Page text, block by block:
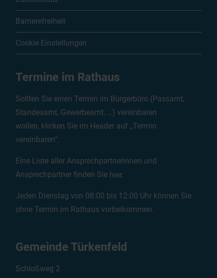
Barrierefreiheit
Cookie Einstellungen
Termine im Rathaus
Sollten Sie einen Termin im Bürgerbüro (Passamt,
Standesamt, Gewerbeamt, …) vereinbaren
wollen, klicken Sie im Header auf „Termin
vereinbaren“.
Eine Liste aller Ansprechpartnerinnen und
Ansprechpartner finden Sie hier.
Jeden Dienstag von 08:00 bis 12:00 Uhr können Sie
ohne Termin im Rathaus vorbeikommen.
Gemeinde Türkenfeld
Schloßweg 2